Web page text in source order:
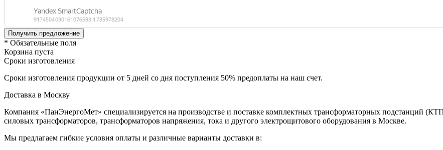
* Обязательные поля
Корзина пуста
Сроки изготовления
Сроки изготовления продукции от 5 дней со дня поступления 50% предоплаты на наш счет.
Доставка в Москву
Компания «ПанЭнергоМет» специализируется на производстве и поставке комплектных трансформаторных подстанций
силовых трансформаторов, трансформаторов напряжения, тока и другого электрощитового оборудования в Москве.
Мы предлагаем гибкие условия оплаты и различные варианты доставки в: